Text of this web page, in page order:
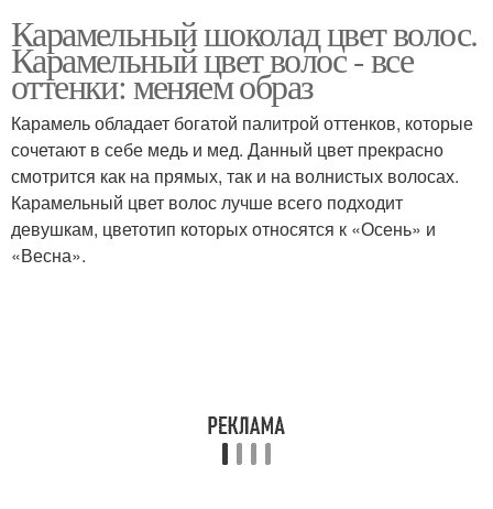
Карамельный шоколад цвет волос.
Карамельный цвет волос - все
оттенки: меняем образ
Карамель обладает богатой палитрой оттенков, которые
сочетают в себе медь и мед. Данный цвет прекрасно
смотрится как на прямых, так и на волнистых волосах.
Карамельный цвет волос лучше всего подходит
девушкам, цветотип которых относятся к «Осень» и
«Весна».